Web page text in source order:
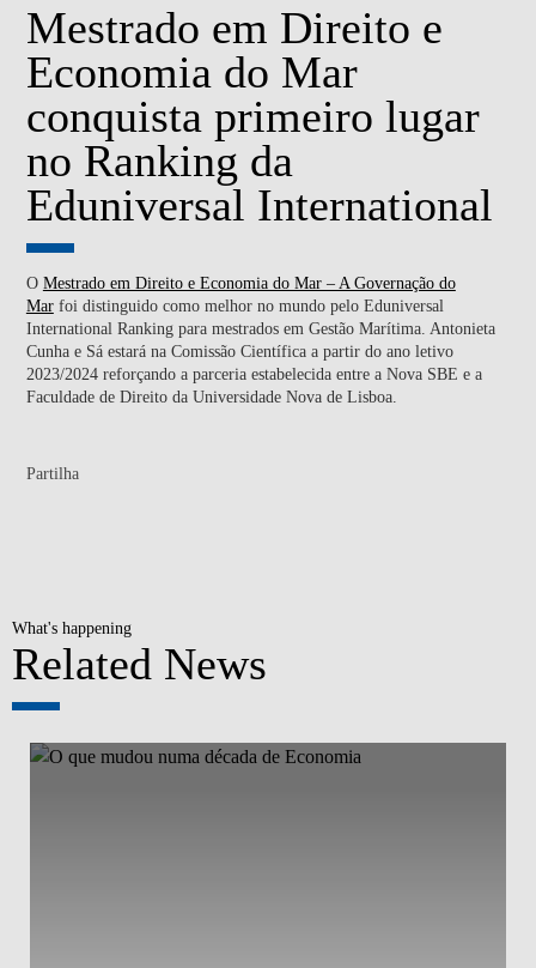
Mestrado em Direito e
Economia do Mar
conquista primeiro lugar
no Ranking da
Eduniversal International
O Mestrado em Direito e Economia do Mar – A Governação do
Marfoi distinguido como melhor no mundo pelo Eduniversal
International Ranking para mestrados em Gestão Marítima. Antonieta
Cunha e Sá estará na Comissão Científica a partir do ano letivo
2023/2024 reforçando a parceria estabelecida entre a Nova SBE e a
Faculdade de Direito da Universidade Nova de Lisboa.
Partilha
What's happening
Related News